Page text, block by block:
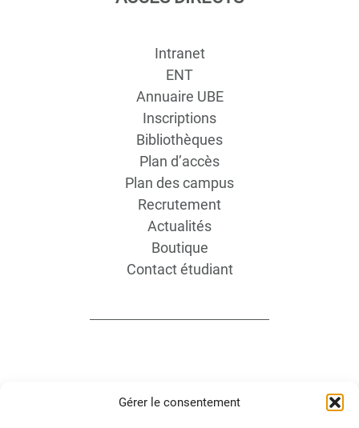
Gérer le consentement
Intranet
ENT
Annuaire UBE
Inscriptions
Bibliothèques
Plan d’accès
Plan des campus
Recrutement
Actualités
Boutique
Contact étudiant
INFORMATIONS LÉGALES